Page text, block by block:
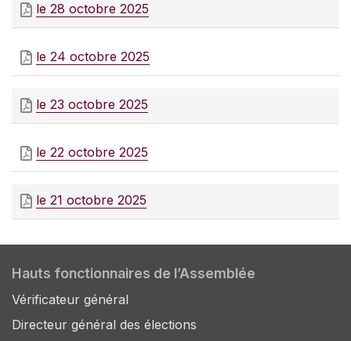
le 28 octobre 2025
le 24 octobre 2025
le 23 octobre 2025
le 22 octobre 2025
le 21 octobre 2025
Hauts fonctionnaires de l’Assemblée
Vérificateur général
Directeur général des élections